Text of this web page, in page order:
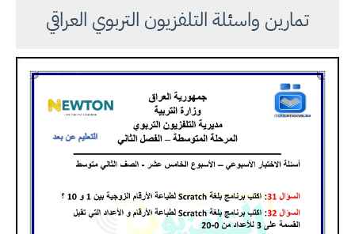
تمارين واسئلة التلفزيون التربوي العراقي